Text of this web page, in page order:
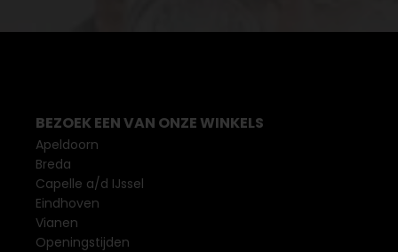
BEZOEK EEN VAN ONZE WINKELS
Apeldoorn
Breda
Capelle a/d IJssel
Eindhoven
Vianen
Openingstijden